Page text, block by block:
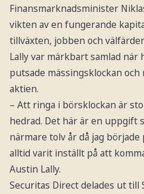
Finansmarknadsminister
vikten av en fungerande
tillväxten, jobben och
Lally var märkbart samlad när
putsade mässingsklockan
aktien.
– Att ringa i börsklockan är
hedrad. Det här är en uppgift
närmare tolv år då jag
alltid varit inställt på att
Austin Lally.
Securitas Direct delades ut till